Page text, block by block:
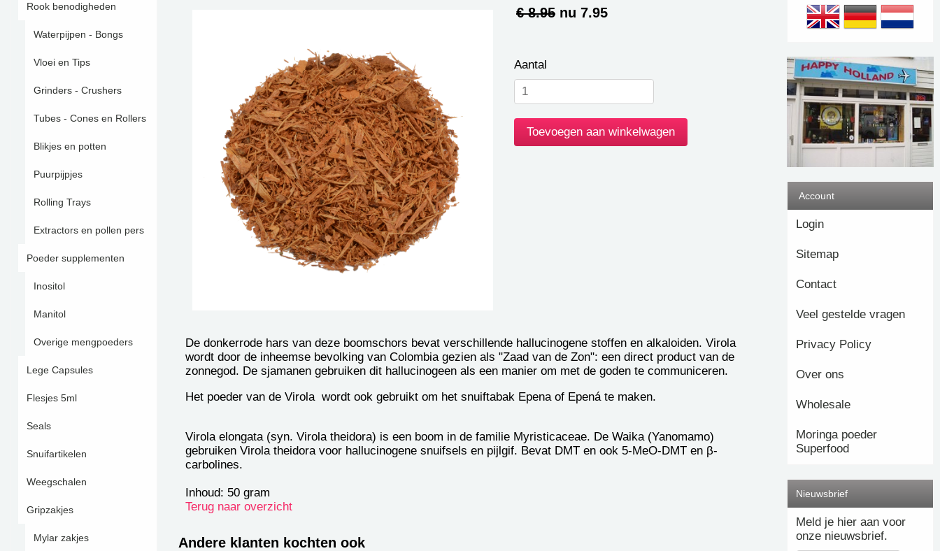
Rook benodigheden
Waterpijpen - Bongs
Vloei en Tips
Grinders - Crushers
Tubes - Cones en Rollers
Blikjes en potten
Puurpijpjes
Rolling Trays
Extractors en pollen pers
Poeder supplementen
Inositol
Manitol
Overige mengpoeders
Lege Capsules
Flesjes 5ml
Seals
Snuifartikelen
Weegschalen
Gripzakjes
Mylar zakjes
€ 8.95 nu 7.95
Aantal
De donkerrode hars van deze boomschors bevat verschillende hallucinogene stoffen en alkaloiden. Virola
wordt door de inheemse bevolking van Colombia gezien als "Zaad van de Zon": een direct product van de
zonnegod. De sjamanen gebruiken dit hallucinogeen als een manier om met de goden te communiceren.
Het poeder van de Virola wordt ook gebruikt om het snuiftabak Epena of Epená te maken.
Virola elongata (syn. Virola theidora) is een boom in de familie Myristicaceae. De Waika (Yanomamo)
gebruiken Virola theidora voor hallucinogene snuifsels en pijlgif. Bevat DMT en ook 5-MeO-DMT en β-
carbolines.
Inhoud: 50 gram
Terug naar overzicht
Andere klanten kochten ook
Account
Login
Sitemap
Contact
Veel gestelde vragen
Privacy Policy
Over ons
Wholesale
Moringa poeder
Superfood
Nieuwsbrief
Meld je hier aan voor
onze nieuwsbrief.